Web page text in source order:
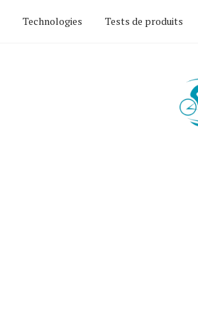
Technologies Tests de produits